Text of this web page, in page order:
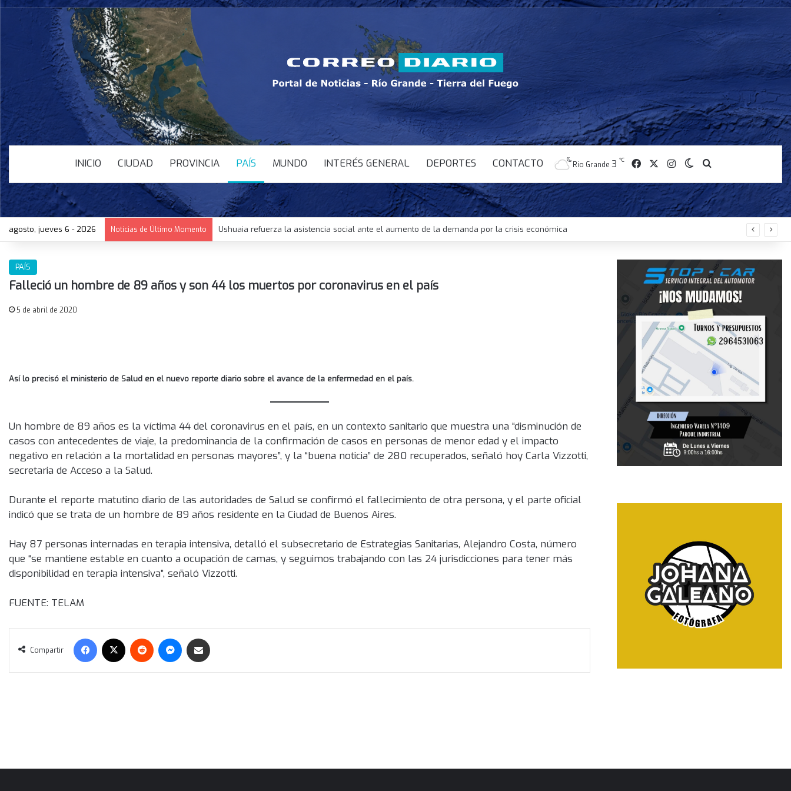
INICIO CIUDAD PROVINCIA PAÍS MUNDO INTERÉS GENERAL DEPORTES CONTACTO Rio Grande 3 ℃ FacebookInstagramSwitch skin
Buscar
agosto, jueves 6 - 2026 Noticias de Último Momento Ushuaia refuerza la asistencia social ante el aumento de la demanda por la crisis económica
PAÍS
Falleció un hombre de 89 años y son 44 los muertos por coronavirus en el país
5 de abril de 2020
Así lo precisó el ministerio de Salud en el nuevo reporte diario sobre el avance de la enfermedad en el país.
Un hombre de 89 años es la víctima 44 del coronavirus en el país, en un contexto sanitario que muestra una “disminución de
casos con antecedentes de viaje, la predominancia de la confirmación de casos en personas de menor edad y el impacto
negativo en relación a la mortalidad en personas mayores”, y la “buena noticia” de 280 recuperados, señaló hoy Carla Vizzotti,
secretaria de Acceso a la Salud.
Durante el reporte matutino diario de las autoridades de Salud se confirmó el fallecimiento de otra persona, y el parte oficial
indicó que se trata de un hombre de 89 años residente en la Ciudad de Buenos Aires.
Hay 87 personas internadas en terapia intensiva, detalló el subsecretario de Estrategias Sanitarias, Alejandro Costa, número
que “se mantiene estable en cuanto a ocupación de camas, y seguimos trabajando con las 24 jurisdicciones para tener más
disponibilidad en terapia intensiva”, señaló Vizzotti.
FUENTE: TELAM
Compartir
Facebook Reddit Messenger